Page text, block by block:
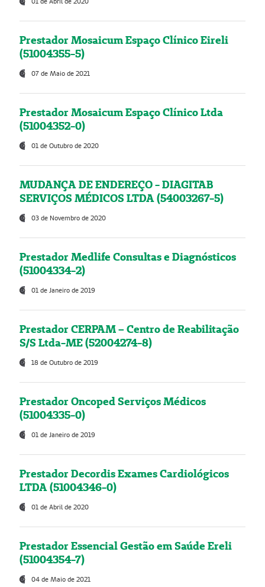
Prestador Mosaicum Espaço Clínico Eireli
(51004355-5)
07 de Maio de 2021
Prestador Mosaicum Espaço Clínico Ltda
(51004352-0)
01 de Outubro de 2020
MUDANÇA DE ENDEREÇO - DIAGITAB
SERVIÇOS MÉDICOS LTDA (54003267-5)
03 de Novembro de 2020
Prestador Medlife Consultas e Diagnósticos
(51004334-2)
01 de Janeiro de 2019
Prestador CERPAM – Centro de Reabilitação
S/S Ltda-ME (52004274-8)
18 de Outubro de 2019
Prestador Oncoped Serviços Médicos
(51004335-0)
01 de Janeiro de 2019
Prestador Decordis Exames Cardiológicos
LTDA (51004346-0)
01 de Abril de 2020
Prestador Essencial Gestão em Saúde Ereli
(51004354-7)
04 de Maio de 2021